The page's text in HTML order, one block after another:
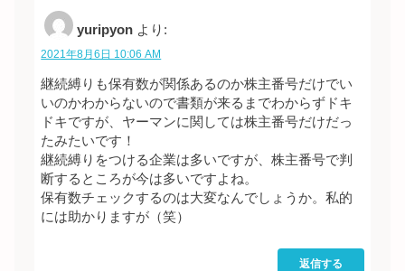
yuripyon より:
2021年8月6日 10:06 AM
継続縛りも保有数が関係あるのか株主番号だけでい
いのかわからないので書類が来るまでわからずドキ
ドキですが、ヤーマンに関しては株主番号だけだっ
たみたいです！
継続縛りをつける企業は多いですが、株主番号で判
断するところが今は多いですよね。
保有数チェックするのは大変なんでしょうか。私的
には助かりますが（笑）
返信する